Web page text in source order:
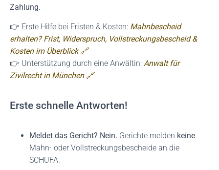
Zahlung.
👉 Erste Hilfe bei Fristen & Kosten: Mahnbescheid
erhalten? Frist, Widerspruch, Vollstreckungs­bescheid &
Kosten im Überblick 🔗
👉 Unterstützung durch eine Anwältin: Anwalt für
Zivilrecht in München 🔗
Erste schnelle Antworten!
Meldet das Gericht? Nein. Gerichte melden keine
Mahn- oder Vollstreckungsbescheide an die
SCHUFA.